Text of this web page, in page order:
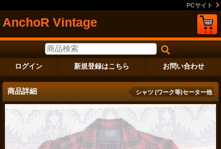
PCサイト
AnchoR Vintage
ログイン 新規登録はこちら お問い合わせ
商品詳細 シャツ (ワーク等)セーター他